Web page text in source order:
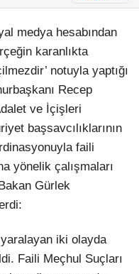
medya hesabından
karanlıkta
notuyla yaptığı
Recep
ve İçişleri
başsavcılıklarının
faili
yönelik çalışmaları
Gürlek
iki olayda
Faili Meçhul Suçları